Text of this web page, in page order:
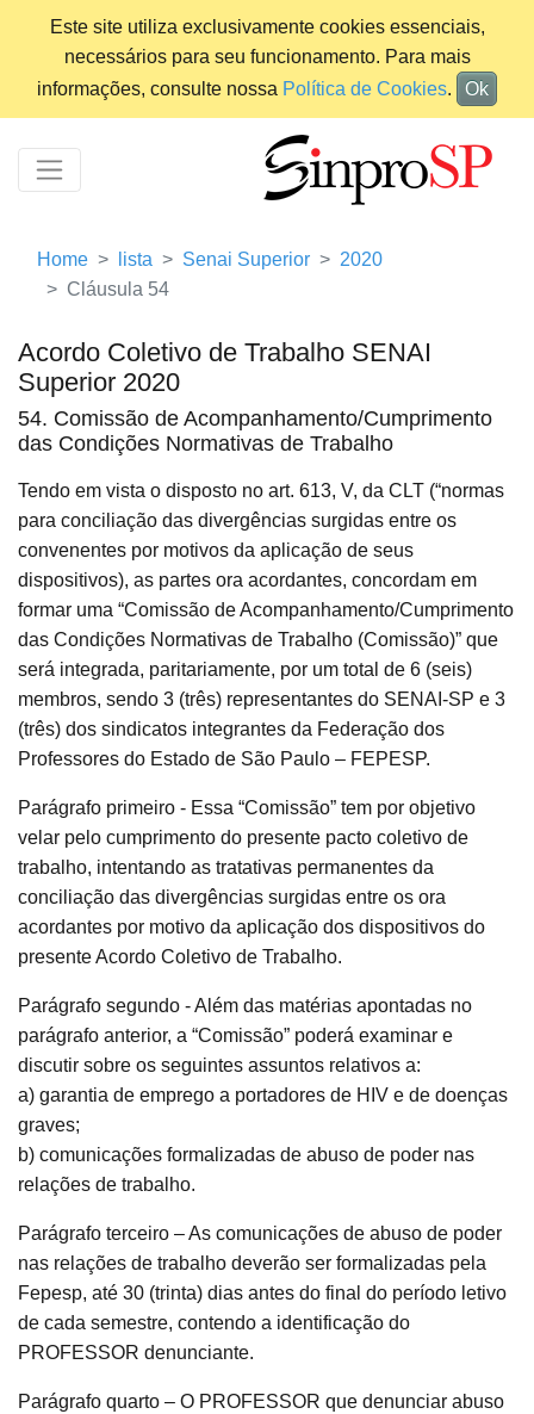
Este site utiliza exclusivamente cookies essenciais,
necessários para seu funcionamento. Para mais
informações, consulte nossa Política de Cookies. Ok
Home lista Senai Superior
2020
Cláusula 54
Acordo Coletivo de Trabalho SENAI
Superior 2020
54. Comissão de Acompanhamento/Cumprimento
das Condições Normativas de Trabalho
Tendo em vista o disposto no art. 613, V, da CLT (“normas
para conciliação das divergências surgidas entre os
convenentes por motivos da aplicação de seus
dispositivos), as partes ora acordantes, concordam em
formar uma “Comissão de Acompanhamento/Cumprimento
das Condições Normativas de Trabalho (Comissão)” que
será integrada, paritariamente, por um total de 6 (seis)
membros, sendo 3 (três) representantes do SENAI-SP e 3
(três) dos sindicatos integrantes da Federação dos
Professores do Estado de São Paulo – FEPESP.
Parágrafo primeiro - Essa “Comissão” tem por objetivo
velar pelo cumprimento do presente pacto coletivo de
trabalho, intentando as tratativas permanentes da
conciliação das divergências surgidas entre os ora
acordantes por motivo da aplicação dos dispositivos do
presente Acordo Coletivo de Trabalho.
Parágrafo segundo - Além das matérias apontadas no
parágrafo anterior, a “Comissão” poderá examinar e
discutir sobre os seguintes assuntos relativos a:
a) garantia de emprego a portadores de HIV e de doenças
graves;
b) comunicações formalizadas de abuso de poder nas
relações de trabalho.
Parágrafo terceiro – As comunicações de abuso de poder
nas relações de trabalho deverão ser formalizadas pela
Fepesp, até 30 (trinta) dias antes do final do período letivo
de cada semestre, contendo a identificação do
PROFESSOR denunciante.
Parágrafo quarto – O PROFESSOR que denunciar abuso